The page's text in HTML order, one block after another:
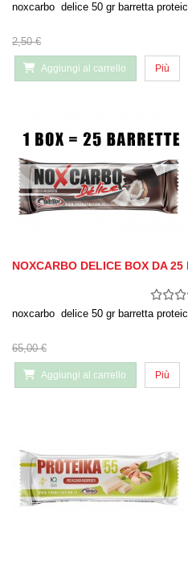
noxcarbo delice 50 gr barretta
2,50 €
Aggiungi al carrello Più
NOXCARBO DELICE BOX DA
noxcarbo delice 50 gr barretta
65,00 €
Aggiungi al carrello Più